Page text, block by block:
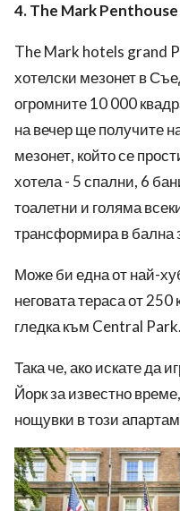
4. The Mark
The Mark hotels grand
хотелски мезонет в
огромните 10 000
на вечерще получите
мезонет, който се
хотела- 5 спални, 6
тоалетни и голяма
трансформира в бална
Може би една от най-
неговата тераса от
гледка към Central Park.
Така че, ако искате да
Йорк за известно
нощувки в този